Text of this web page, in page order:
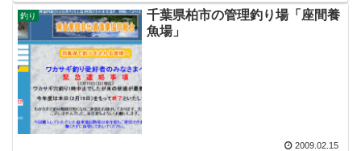
釣り
千葉県柏市の管理釣り場「座間養
魚場」
2009.02.15